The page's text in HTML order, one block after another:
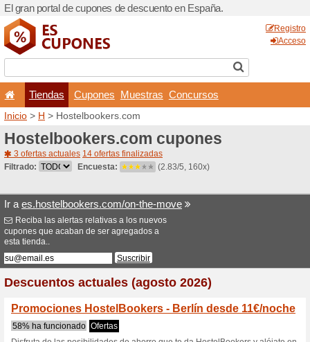
El gran portal de cupones
Tiendas
Inicio>H>